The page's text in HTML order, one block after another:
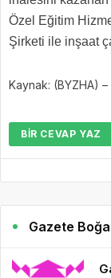
Özel Eğitim
Şirketi ile inşaat
Kaynak: (BYZHA)
BIR CEVAP YAZ
Gazete